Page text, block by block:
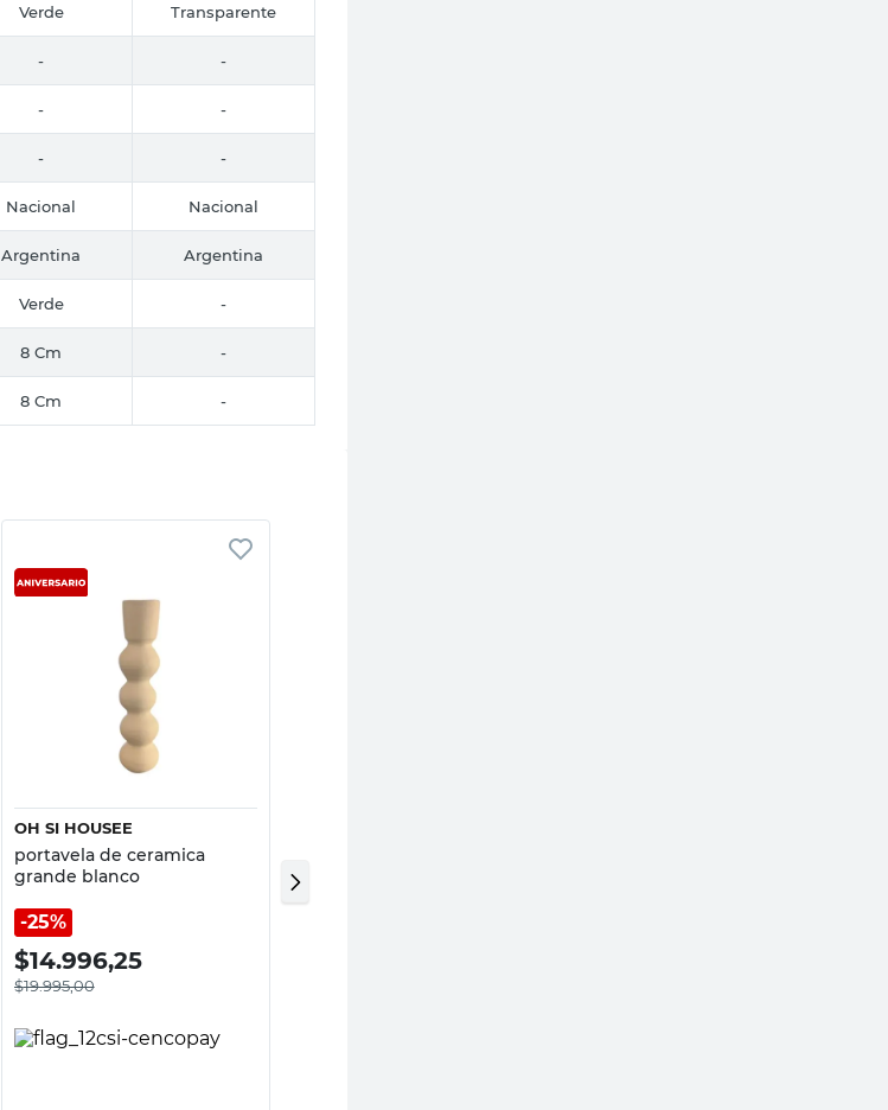
Verde Transparente
- -
- -
- -
Nacional Nacional
Argentina Argentina
Verde -
8 Cm -
8 Cm -
Vista rápida
OH SI HOUSEE
portavela de ceramica
grande blanco
25%
$14.996,25
$19.995,00
negro 40x40